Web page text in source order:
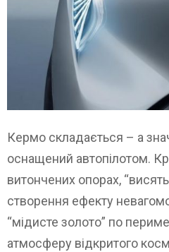
Кермо складається – а
оснащений автопілотом.
витончених опорах,
створення ефекту
“мідисте золото” по
атмосферу відкритого